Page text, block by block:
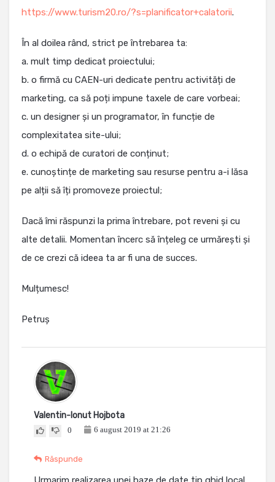
https://www.turism20.ro/?s=planificator+calatorii.
În al doilea rând, strict pe întrebarea ta:
a. mult timp dedicat proiectului;
b. o firmă cu CAEN-uri dedicate pentru activități de
marketing, ca să poți impune taxele de care vorbeai;
c. un designer și un programator, în funcție de
complexitatea site-ului;
d. o echipă de curatori de conținut;
e. cunoștințe de marketing sau resurse pentru a-i lăsa
pe alții să îți promoveze proiectul;
Dacă îmi răspunzi la prima întrebare, pot reveni și cu
alte detalii. Momentan încerc să înțeleg ce urmărești și
de ce crezi că ideea ta ar fi una de succes.
Mulțumesc!
Petruș
Valentin-Ionut Hojbota
0 6 august 2019 at 21:26
Răspunde